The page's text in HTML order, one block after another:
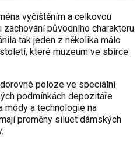
vyčištěním a celkovou
původního charakteru
tak jeden z několika málo
které muzeum ve sbírce
poloze ve speciální
podmínkách depozitáře
módy a technologie na
proměny siluet dámských